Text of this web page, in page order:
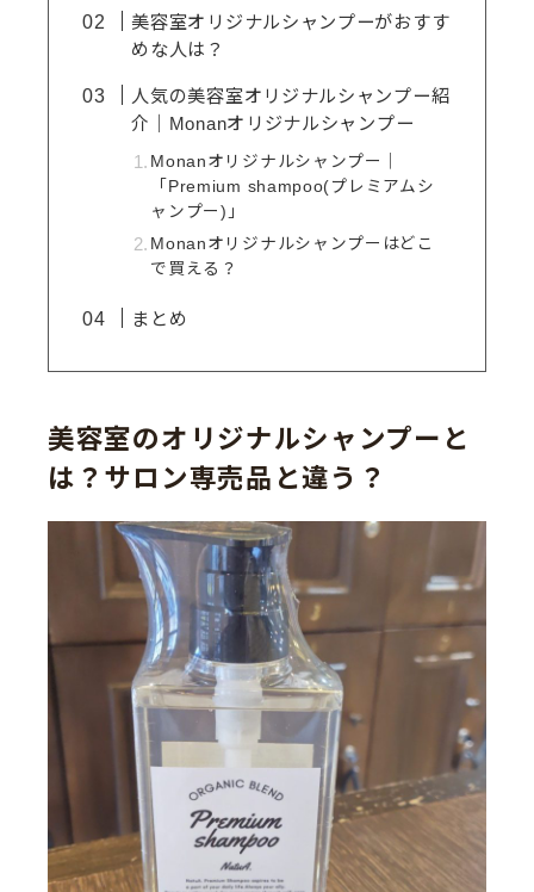
美容室オリジナルシャンプーがおすす
めな人は？
人気の美容室オリジナルシャンプー紹
介｜Monanオリジナルシャンプー
Monanオリジナルシャンプー｜
「Premium shampoo(プレミアムシ
ャンプー)」
Monanオリジナルシャンプーはどこ
で買える？
まとめ
美容室のオリジナルシャンプーと
は？サロン専売品と違う？